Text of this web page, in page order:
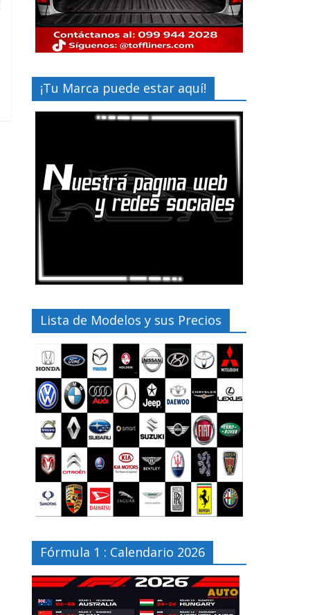
¡Tu Marca puede estar aquí!
Lista de Modelos y sus Precios
Fórmula 1 : Calendario 2026